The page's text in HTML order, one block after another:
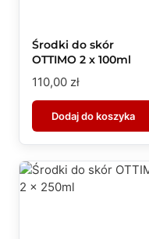
Środki do skór
OTTIMO 2 x 100ml
110,00 zł
Dodaj do koszyka